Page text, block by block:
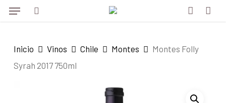
Skip
content
Menu
Inicio Vinos Chile Montes
Montes Folly
Syrah 2017 750ml